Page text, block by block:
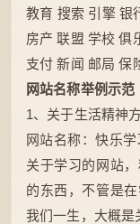
教育 搜索 引擎
房产 联盟 学校 俱
支付 新闻 邮局
网站名称举例示范
1、关于生活精神
网站名称：快乐
关于学习的网站
的东西，不管是
我们一生，大概是